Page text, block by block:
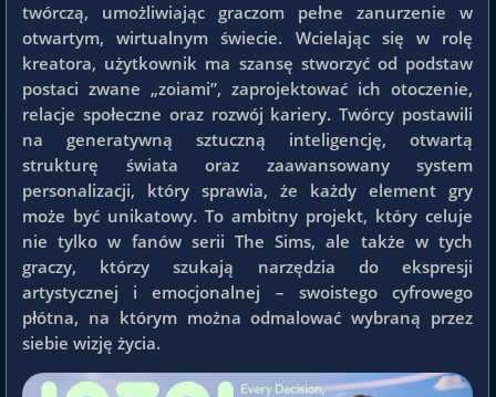
twórczą, umożliwiając graczom pełne zanurzenie w
otwartym, wirtualnym świecie. Wcielając się w rolę
kreatora, użytkownik ma szansę stworzyć od podstaw
postaci zwane „zoiami”, zaprojektować ich otoczenie,
relacje społeczne oraz rozwój kariery. Twórcy postawili
na generatywną sztuczną inteligencję, otwartą
strukturę świata oraz zaawansowany system
personalizacji, który sprawia, że każdy element gry
może być unikatowy. To ambitny projekt, który celuje
nie tylko w fanów serii The Sims, ale także w tych
graczy, którzy szukają narzędzia do ekspresji
artystycznej i emocjonalnej – swoistego cyfrowego
płótna, na którym można odmalować wybraną przez
siebie wizję życia.